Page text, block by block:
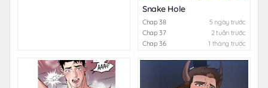
Snake Hole
Chap 38
5 ngày trước
Chap 37
2 tuần trước
Chap 36
1 tháng trước